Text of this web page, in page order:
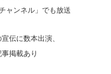
ャンネル」でも放送
伝に数本出演、
掲載あり